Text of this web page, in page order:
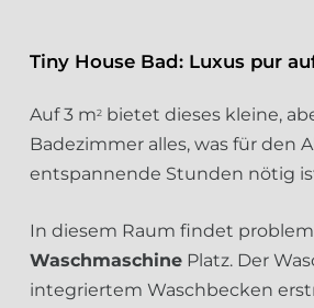
Tiny House Bad: Luxus pur
Auf 3 m2 bietet dieses kleine,
Badezimmer alles, was für den
entspannende Stunden nötig
In diesem Raum findet
Waschmaschine Platz. Der
integriertem Waschbecken